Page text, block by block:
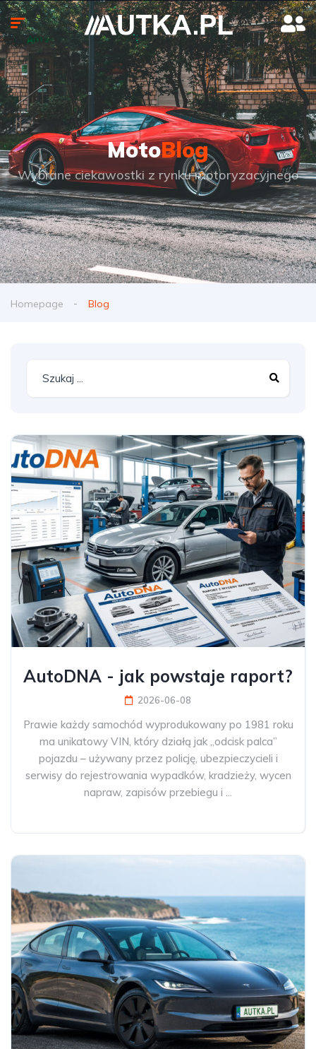
MotoBlog
Wybrane ciekawostki z rynku motoryzacyjnego
Homepage Blog
AutoDNA - jak powstaje raport?
2026-06-08
Prawie każdy samochód wyprodukowany po 1981 roku
ma unikatowy VIN, który działą jak „odcisk palca”
pojazdu – używany przez policję, ubezpieczycieli i
serwisy do rejestrowania wypadków, kradzieży, wycen
napraw, zapisów przebiegu i ...